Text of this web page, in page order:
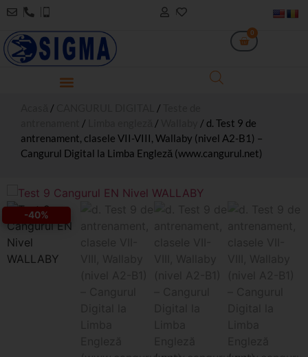
0
/ /
/ /
/ d. Test 9 de
antrenament, clasele VII-VIII, Wallaby (nivel A2-B1) –
Cangurul Digital la Limba Engleză (www.cangurul.net)
-40%